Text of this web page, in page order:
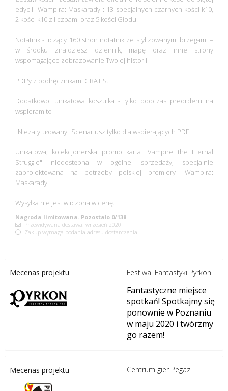
edycji "Wampira: Maskarady": 13 specjalnych czarnych kości k10,
2 kości k10 z liczbami oraz 5 kości Głodu.
Notatnik - liczący 160 stron notatnik ze stylizowanymi brzegami –
w środku znajdziesz dziennik, mapę oraz inne strony
wspomagające zobrazowanie Twojej historii
PDF'y z podręcznikami GRATIS.
Dodatkowo: unikatowa koszulka - tylko podczas preorderu na
wspieram.to
"Niezatytułowany" Scenariusz tylko dla wspierających PDF
Unikatowa, kolekcjonerska promo karta "Vampire the Eternal
Struggle" niedostępna w ogólnej sprzedaży, specjalnie
zaprojektowana na potrzeby polskiej premiery "Wampira:
Maskarady"
Wysyłka nie jest wliczona w cenę.
Nagroda limitowana. Pozostało 0/138
Przewidywana dostawa: wrzesień 2020
Zakup wymaga podania adresu dostarczenia
Mecenas projektu Festiwal Fantastyki Pyrkon
Fantastyczne miejsce
spotkań! Spotkajmy się
ponownie w Poznaniu
w maju 2020 i twórzmy
go razem!
Mecenas projektu Centrum gier Pegaz